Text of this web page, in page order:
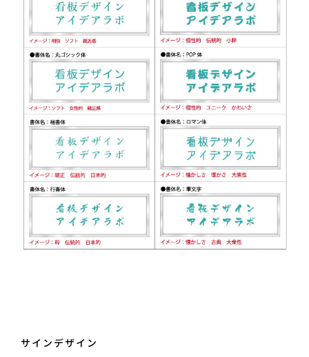
サインデザイン